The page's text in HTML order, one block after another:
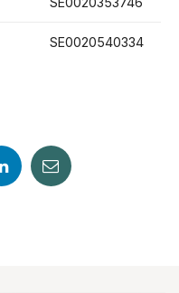
SE0020540334